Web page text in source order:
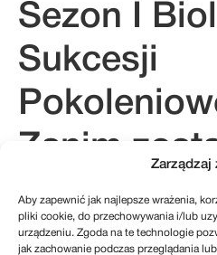
Zarządzaj
Aby zapewnić jak najlepsze wrażenia,
pliki cookie, do przechowywania i/lub
urządzeniu. Zgoda na te technologie
jak zachowanie podczas przeglądania
Sezon I
Sukcesji
Zanim
Przewodnik
Sukcesyjny